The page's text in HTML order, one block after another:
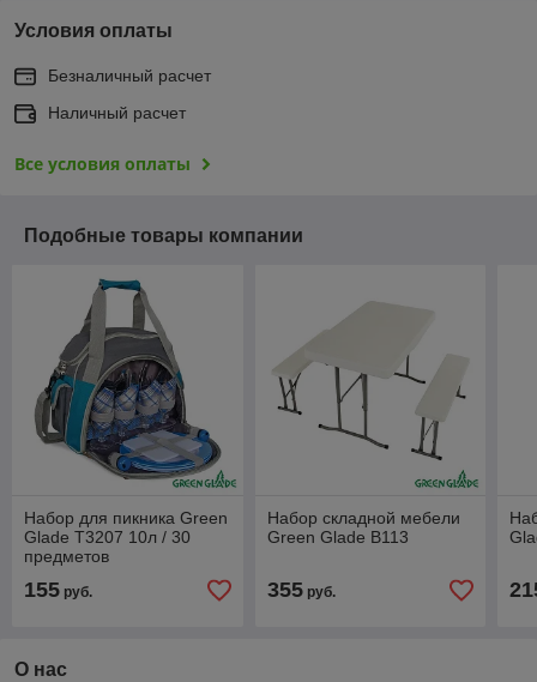
Условия оплаты
Безналичный расчет
Наличный расчет
Все условия оплаты
Подобные товары компании
Набор для пикника Green
Glade Т3207 10л / 30
предметов
155 руб.
Набор складной мебели
Green Glade В113
355руб.
О нас